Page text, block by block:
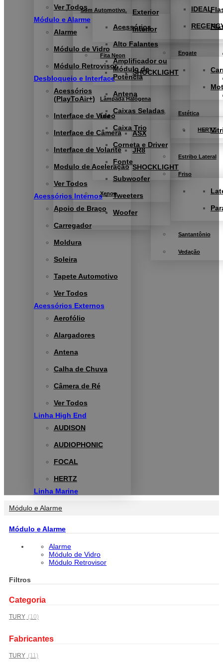
Ver Todos
Módulo e Alarme
Alarme
Módulo de Vidro
Módulo Retrovisor
Desbloqueio e Interface
Acessórios
(PlayToAir+)
Interface de Vídeo
Interface de Câmera
Interface de Volante
Modulo de Aceleração
Ver Todos
Acessórios Internos
Apoio de Braço
Carregador
Moldura
Soleira
Tapete Automotivo
Ver Todos
Acessórios Externos
Aerofólio
Alargadores
Antena
Calha de Chuva
Câmera de Ré
Ver Todos
Linha High End
AUDISON
AUDIOPHONIC
FOCAL
HERTZ
Linha Marine
Som Automotivo
Acessórios
Alto Falantes
Amplificador ou
Módulo de
Potência
Antena
Caixas Seladas
Caixa Trio
Corneta e Driver
Fonte
Subwoofer
Tweeters
Woofer
Exterior
Interior
Fita Neon
SHOCKLIGHT
Lâmpada Halógena
Led
ASX
JR8
SHOCKLIGHT
Xenon
IDEAL
Engate
Estética
Estribo Lateral
Friso
Santantônio
Vedação
HERTZ
Módulo e Alarme
Módulo e Alarme
Alarme
Módulo de Vidro
Módulo Retrovisor
Filtros
Categoria
TURY (10)
Fabricantes
TURY (11)